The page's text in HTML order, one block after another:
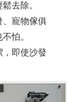
去除。
、寵物傢俱
怕。
，即使沙發